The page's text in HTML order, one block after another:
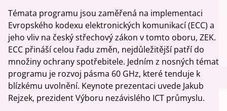
Témata programu jsou zaměřená na implementaci
Evropského kodexu elektronických komunikací (ECC) a
jeho vliv na český střechový zákon v tomto oboru, ZEK.
ECC přináší celou řadu změn, nejdůležitější patří do
množiny ochrany spotřebitele. Jedním z nosných témat
programu je rozvoj pásma 60 GHz, které tenduje k
blízkému uvolnění. Keynote prezentaci uvede Jakub
Rejzek, prezident Výboru nezávislého ICT průmyslu.